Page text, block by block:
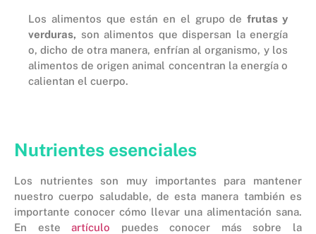
Los alimentos que están en el grupo defrutas y
verduras, son alimentos que dispersan la energía
o, dicho de otra manera, enfrían al organismo, y los
alimentos de origen animal concentran la energía o
calientan el cuerpo.
Nutrientes esenciales
Los nutrientes son muy importantes para mantener
nuestro cuerpo saludable, de esta manera también es
importante conocer cómo llevar una alimentación sana.
En esteartículo puedes conocer más sobre la